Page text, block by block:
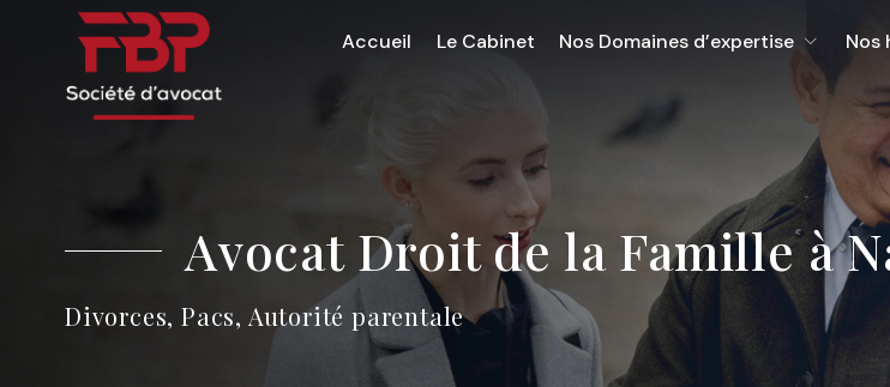
Accueil Le Cabinet Nos Domaines d’expertise Nos
Avocat Droit de la Famille à
Divorces, Pacs, Autorité parentale